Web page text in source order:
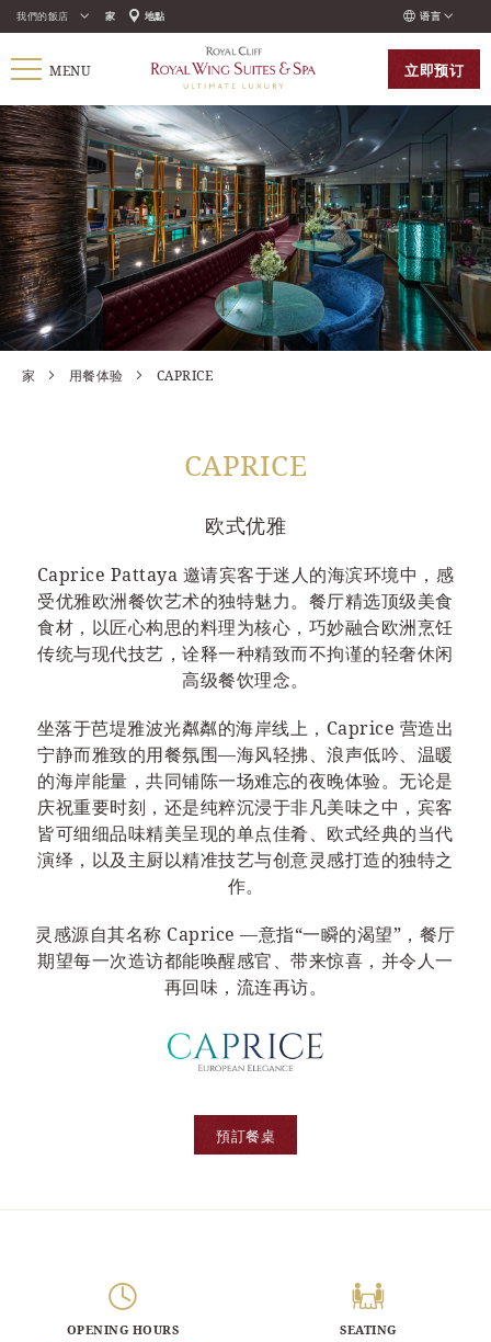
我們的飯店 家 地點 语言
ENGLISH
РУССКИЙ
中国人
MENU 立即预订
家 用餐体验 CAPRICE
CAPRICE
欧式优雅
Caprice Pattaya 邀请宾客于迷人的海滨环境中，感
受优雅欧洲餐饮艺术的独特魅力。餐厅精选顶级美食
食材，以匠心构思的料理为核心，巧妙融合欧洲烹饪
传统与现代技艺，诠释一种精致而不拘谨的轻奢休闲
高级餐饮理念。
坐落于芭堤雅波光粼粼的海岸线上，Caprice 营造出
宁静而雅致的用餐氛围—海风轻拂、浪声低吟、温暖
的海岸能量，共同铺陈一场难忘的夜晚体验。无论是
庆祝重要时刻，还是纯粹沉浸于非凡美味之中，宾客
皆可细细品味精美呈现的单点佳肴、欧式经典的当代
演绎，以及主厨以精准技艺与创意灵感打造的独特之
作。
灵感源自其名称 Caprice —意指“一瞬的渴望”，餐厅
期望每一次造访都能唤醒感官、带来惊喜，并令人一
再回味，流连再访。
預訂餐桌
OPENING HOURS SEATING